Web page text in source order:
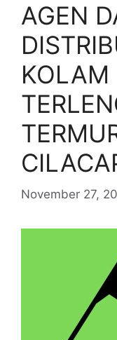
AGEN
KOLAM
November 27,